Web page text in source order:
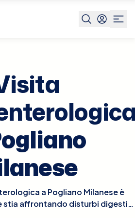
Pogliano
a Pogliano Milanese è
stia affrontando disturbi digestivi
la salute del proprio apparato